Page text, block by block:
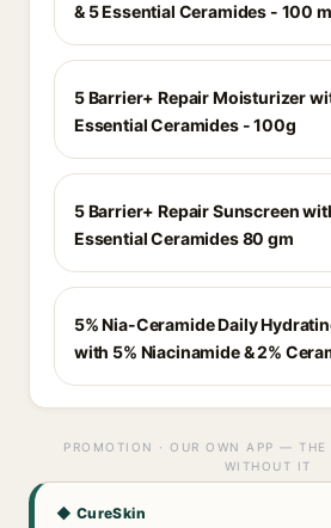
& 5 Essential Ceramides - 100
5 Barrier+ Repair Moisturizer
Essential Ceramides - 100g
5 Barrier+ Repair Sunscreen
Essential Ceramides 80 gm
5% Nia-Ceramide Daily
with 5% Niacinamide & 2%
PROMOTION · OUR OWN APP — THE
WITHOUT IT
◆ CureSkin